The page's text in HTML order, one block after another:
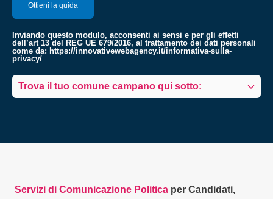
Inviando questo modulo, acconsenti ai sensi e per gli effetti
dell’art 13 del REG UE 679/2016, al trattamento dei dati personali
come da: https://innovativewebagency.it/informativa-sulla-
privacy/
Trova il tuo comune campano qui sotto:
Servizi di Comunicazione Politica per Candidati,